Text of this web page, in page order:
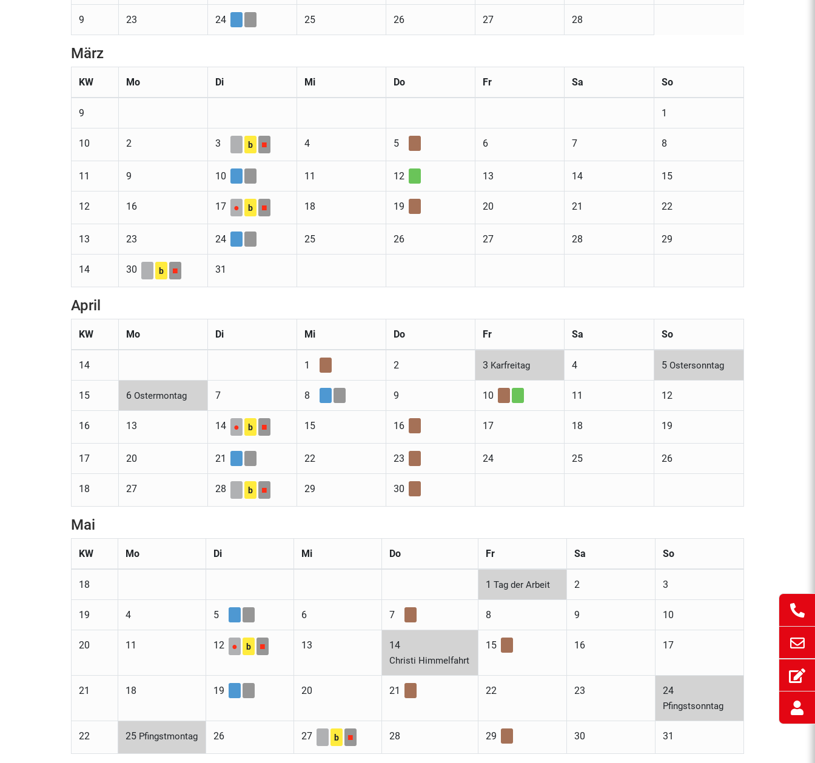
9 23 24 25 26 27 28
März
KW Mo Di Mi Do Fr Sa So
9 1
10 2 3 b ■ 4 5 6 7 8
11 9 10 11 12 13 14 15
12 16 17 ● b ■ 18 19 20 21 22
13 23 24 25 26 27 28 29
14 30 b ■ 31
April
KW Mo Di Mi Do Fr Sa So
14 1 2 3 Karfreitag 4 5 Ostersonntag
15 6 Ostermontag 7 8 9 10 11 12
16 13 14 ● b ■ 15 16 17 18 19
17 20 21 22 23 24 25 26
18 27 28 b ■ 29 30
Mai
KW Mo Di Mi Do Fr Sa So
18 1 Tag der Arbeit 2 3
19 4 5 6 7 8 9 10
20 11 12 ● b ■ 13 14
Christi Himmelfahrt
15 16 17
21 18 19 20 21 22 23 24
Pfingstsonntag
22 25 Pfingstmontag 26 27 b ■ 28 29 30 31